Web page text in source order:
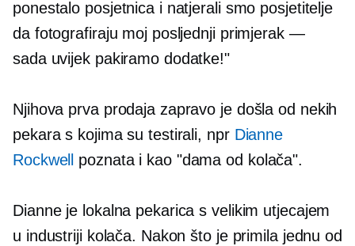
ponestalo posjetnica i natjerali smo posjetitelje
da fotografiraju moj posljednji primjerak —
sada uvijek pakiramo dodatke!"
Njihova prva prodaja zapravo je došla od nekih
pekara s kojima su testirali, npr Dianne
Rockwell
poznata i kao "dama od kolača".
Dianne je lokalna pekarica s velikim utjecajem
u industriji kolača. Nakon što je primila jednu od